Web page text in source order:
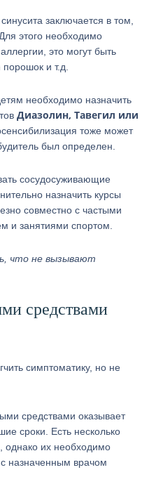
заключается в том,
этого необходимо
это могут быть
и т.д.
необходимо назначить
Диазолин, Тавегил или
тоже может
был определен.
сосудосуживающие
назначить курсы
совместно с частыми
и занятиями спортом.
что не вызывают
средствами
симптоматику, но не
средствами оказывает
сроки. Есть несколько
однако их необходимо
с назначенным врачом